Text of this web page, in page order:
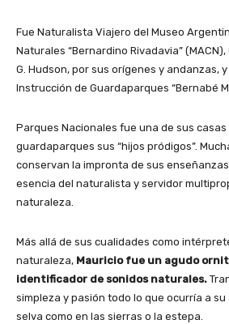
Fue Naturalista Viajero del Museo
Naturales “Bernardino Rivadavia”
G. Hudson, por sus orígenes y andanzas,
Instrucción de Guardaparques “Bernabé
Parques Nacionales fue una de sus
guardaparques sus “hijos pródigos”.
conservan la impronta de sus
esencia del naturalista y servidor
naturaleza.
Más allá de sus cualidades como
naturaleza, Mauricio fue un agudo
identificador de sonidos naturales.
simpleza y pasión todo lo que ocurría a
selva como en las sierras o la estepa.